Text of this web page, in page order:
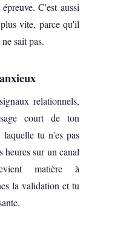
C'est aussi
vite, parce qu'il
sait pas.
relationnels,
court de ton
tu n'es pas
heures sur un canal
matière à
la validation et tu